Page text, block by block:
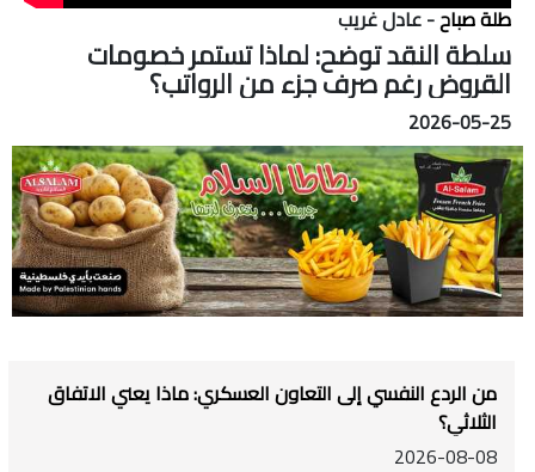
طلة صباح- عادل غريب
سلطة النقد توضح: لماذا تستمر خصومات
القروض رغم صرف جزء من الرواتب؟
2026-05-25
من الردع النفسي إلى التعاون العسكري: ماذا يعني الاتفاق
الثلاثي؟
2026-08-08